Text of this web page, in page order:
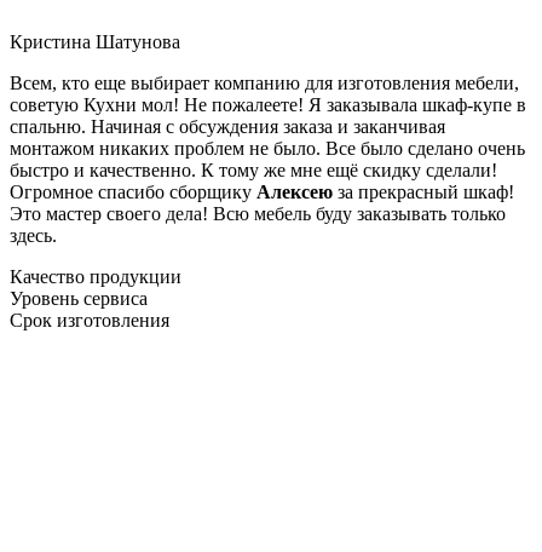
Кристина Шатунова
Всем, кто еще выбирает компанию для изготовления мебели,
советую Кухни мол! Не пожалеете! Я заказывала шкаф-купе в
спальню. Начиная с обсуждения заказа и заканчивая
монтажом никаких проблем не было. Все было сделано очень
быстро и качественно. К тому же мне ещё скидку сделали!
Огромное спасибо сборщику Алексею за прекрасный шкаф!
Это мастер своего дела! Всю мебель буду заказывать только
здесь.
Качество продукции
Уровень сервиса
Срок изготовления